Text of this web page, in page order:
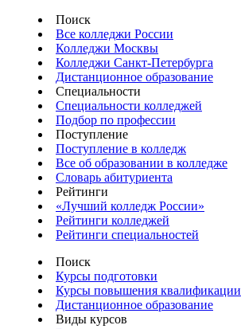
Поиск
Все колледжи России
Колледжи Москвы
Колледжи Санкт-Петербурга
Дистанционное образование
Специальности
Специальности колледжей
Подбор по профессии
Поступление
Поступление в колледж
Все об образовании в колледже
Словарь абитуриента
Рейтинги
«Лучший колледж России»
Рейтинги колледжей
Рейтинги специальностей
Поиск
Курсы подготовки
Курсы повышения квалификации
Дистанционное образование
Виды курсов